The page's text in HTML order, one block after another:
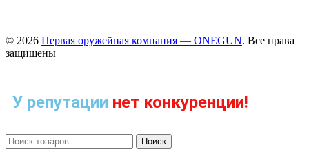
© 2026 Первая оружейная компания — ONEGUN. Все права
защищены
У репутации нет конкуренции!
Поиск